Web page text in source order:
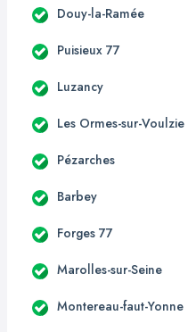
Douy-la-Ramée
Puisieux 77
Luzancy
Les Ormes-sur-Voulzie
Pézarches
Barbey
Forges 77
Marolles-sur-Seine
Montereau-faut-Yonne